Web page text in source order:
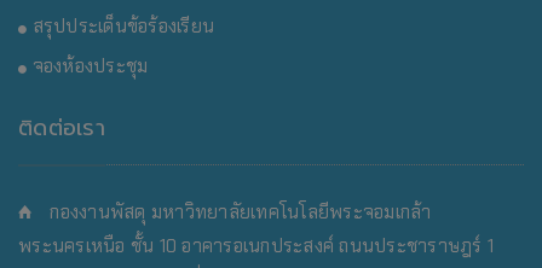
สรุปประเด็นข้อร้องเรียน
จองห้องประชุม
ติดต่อเรา
กองงานพัสดุ มหาวิทยาลัยเทคโนโลยีพระจอมเกล้า
พระนครเหนือ ชั้น 10 อาคารอเนกประสงค์ ถนนประชาราษฎร์ 1